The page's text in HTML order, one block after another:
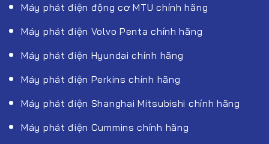
Máy phát điện động cơ MTU chính hãng
Máy phát điện Volvo Penta chính hãng
Máy phát điện Hyundai chính hãng
Máy phát điện Perkins chính hãng
Máy phát điện Shanghai Mitsubishi chính hãng
Máy phát điện Cummins chính hãng